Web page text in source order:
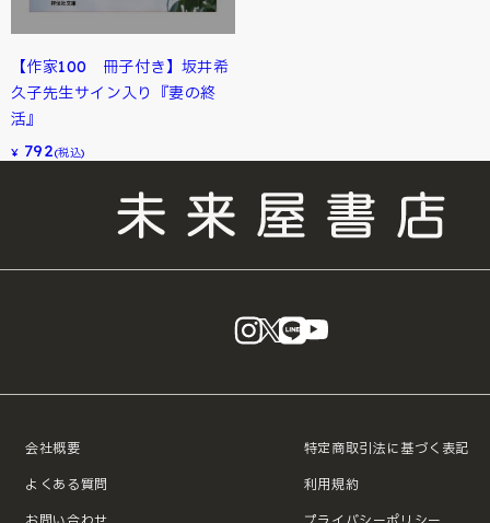
【作家100 冊子付き】坂井希
久子先生サイン入り『妻の終
活』
¥ 792(税込)
instagram
X LINE
会社概要
よくある質問
特定商取引法に基づく表記
利用規約